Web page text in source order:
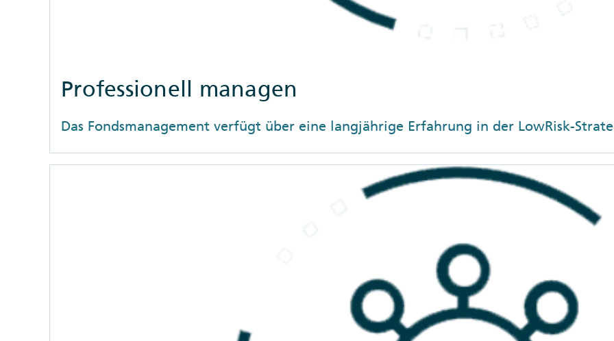
Professionell managen
Das Fondsmanagement verfügt über eine langjährige Erfahrung in der LowRisk-